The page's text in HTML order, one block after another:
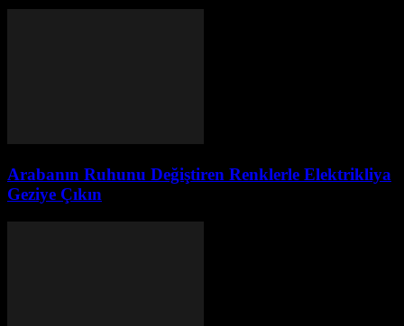
Arabanın Ruhunu Değiştiren Renklerle Elektrikliya
Geziye Çıkın